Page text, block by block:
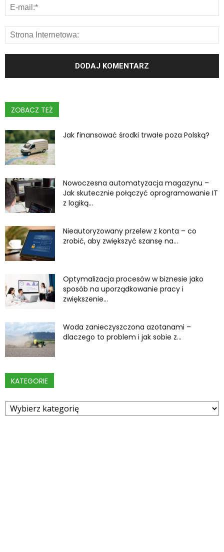
ZOBACZ TEŻ
Jak finansować środki trwałe poza Polską?
Nowoczesna automatyzacja magazynu –
Jak skutecznie połączyć oprogramowanie IT
z logiką...
Nieautoryzowany przelew z konta – co
zrobić, aby zwiększyć szansę na...
Optymalizacja procesów w biznesie jako
sposób na uporządkowanie pracy i
zwiększenie...
Woda zanieczyszczona azotanami –
dlaczego to problem i jak sobie z...
KATEGORIE
Kategorie